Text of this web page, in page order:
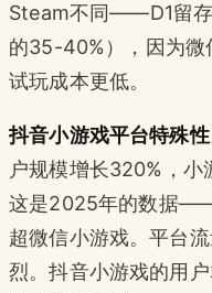
Steam不同——D1留
的35-40%），因为微
试玩成本更低。
抖音小游戏平台特殊性
户规模增长320%，小
这是2025年的数据
超微信小游戏。平台
烈。抖音小游戏的用